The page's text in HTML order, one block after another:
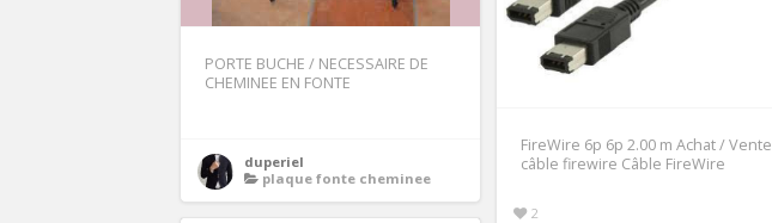
PORTE BUCHE / NECESSAIRE DE
CHEMINEE EN FONTE
duperiel
plaque fonte cheminee
FireWire 6p 6p 2.00 m Achat / Vente
câble firewire Câble FireWire
2